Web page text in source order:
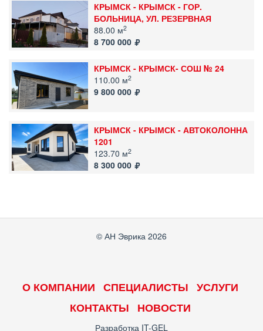
КРЫМСК - КРЫМСК - ГОР.
БОЛЬНИЦА, УЛ. РЕЗЕРВНАЯ
88.00 м2
8 700 000
КРЫМСК - КРЫМСК- СОШ № 24
110.00 м2
9 800 000
КРЫМСК - КРЫМСК - АВТОКОЛОННА
1201
123.70 м2
8 300 000
© АН Эврика 2026
О КОМПАНИИ СПЕЦИАЛИСТЫ УСЛУГИ
КОНТАКТЫ
НОВОСТИ
Разработка IT-GEL